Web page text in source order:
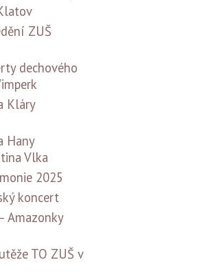
ZUŠ
dechového
Kláry
Hany
Vlka
2025
koncert
Amazonky
TO ZUŠ v